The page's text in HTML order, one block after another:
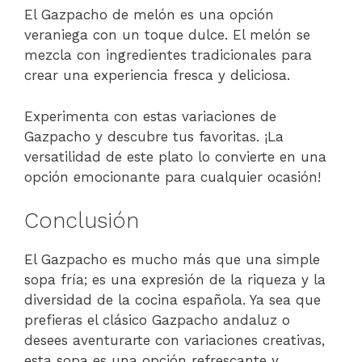
El Gazpacho de melón es una opción
veraniega con un toque dulce. El melón se
mezcla con ingredientes tradicionales para
crear una experiencia fresca y deliciosa.
Experimenta con estas variaciones de
Gazpacho y descubre tus favoritas. ¡La
versatilidad de este plato lo convierte en una
opción emocionante para cualquier ocasión!
Conclusión
El Gazpacho es mucho más que una simple
sopa fría; es una expresión de la riqueza y la
diversidad de la cocina española. Ya sea que
prefieras el clásico Gazpacho andaluz o
desees aventurarte con variaciones creativas,